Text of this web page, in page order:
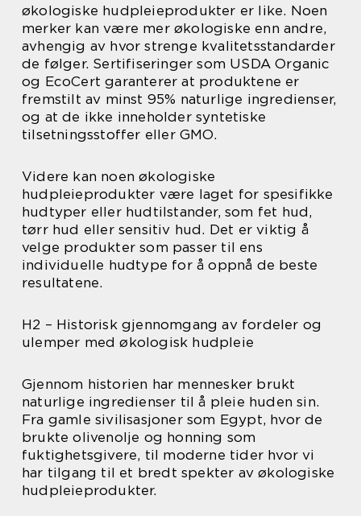
økologiske hudpleieprodukter er like. Noen
merker kan være mer økologiske enn andre,
avhengig av hvor strenge kvalitetsstandarder
de følger. Sertifiseringer som USDA Organic
og EcoCert garanterer at produktene er
fremstilt av minst 95% naturlige ingredienser,
og at de ikke inneholder syntetiske
tilsetningsstoffer eller GMO.
Videre kan noen økologiske
hudpleieprodukter være laget for spesifikke
hudtyper eller hudtilstander, som fet hud,
tørr hud eller sensitiv hud. Det er viktig å
velge produkter som passer til ens
individuelle hudtype for å oppnå de beste
resultatene.
H2 – Historisk gjennomgang av fordeler og
ulemper med økologisk hudpleie
Gjennom historien har mennesker brukt
naturlige ingredienser til å pleie huden sin.
Fra gamle sivilisasjoner som Egypt, hvor de
brukte olivenolje og honning som
fuktighetsgivere, til moderne tider hvor vi
har tilgang til et bredt spekter av økologiske
hudpleieprodukter.